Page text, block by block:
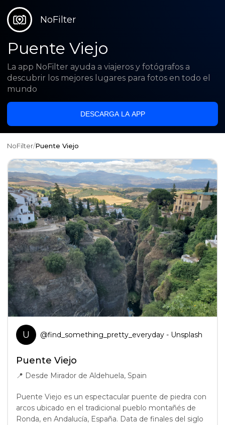
NoFilter
Puente Viejo
La app NoFilter ayuda a viajeros y fotógrafos a
descubrir los mejores lugares para fotos en todo el
mundo
DESCARGA LA APP
NoFilter/Puente Viejo
U @find_something_pretty_everyday- Unsplash
Puente Viejo
📍 Desde Mirador de Aldehuela, Spain
Puente Viejo es un espectacular puente de piedra con
arcos ubicado en el tradicional pueblo montañés de
Ronda, en Andalucía, España. Data de finales del siglo